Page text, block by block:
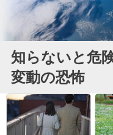
知らないと危
変動の恐怖